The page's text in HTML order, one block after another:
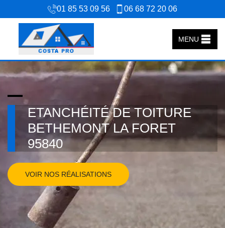
01 85 53 09 56 06 68 72 20 06
MENU
ETANCHÉITÉ DE TOITURE
BETHEMONT LA FORET
95840
VOIR NOS RÉALISATIONS